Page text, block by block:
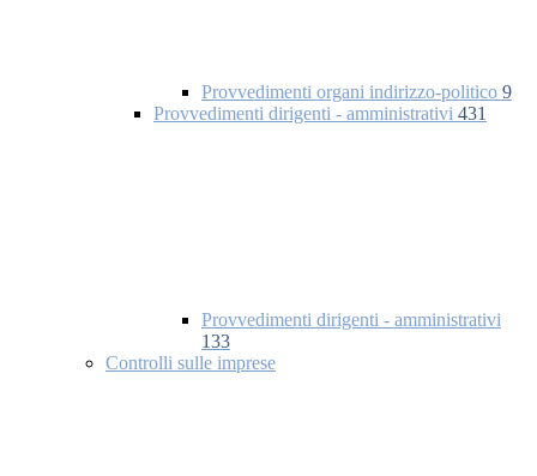
Provvedimenti organi indirizzo-politico 9
Provvedimenti dirigenti - amministrativi 431
Provvedimenti dirigenti - amministrativi
133
Controlli sulle imprese